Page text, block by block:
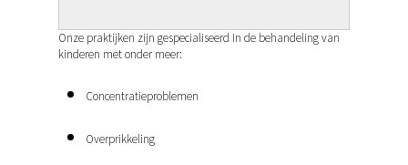
Onze praktijken zijn gespecialiseerd in de behandeling van
kinderen met onder meer:
Concentratieproblemen
Overprikkeling
Stress
Rug – Nek – Schouder
Babyosteopaat